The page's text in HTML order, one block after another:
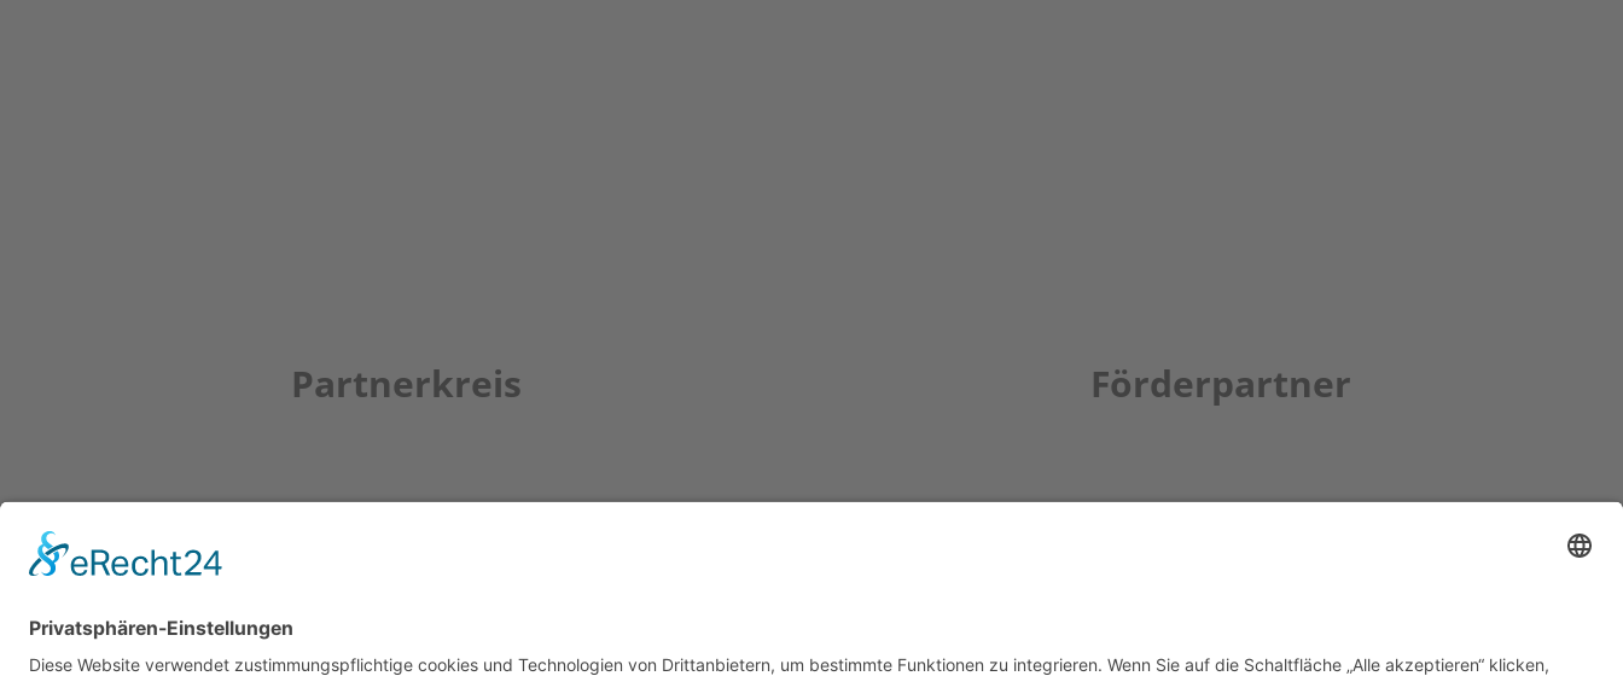
Partnerkreis Förderpartner
Newsletter
Dr. Veronika Hofinger